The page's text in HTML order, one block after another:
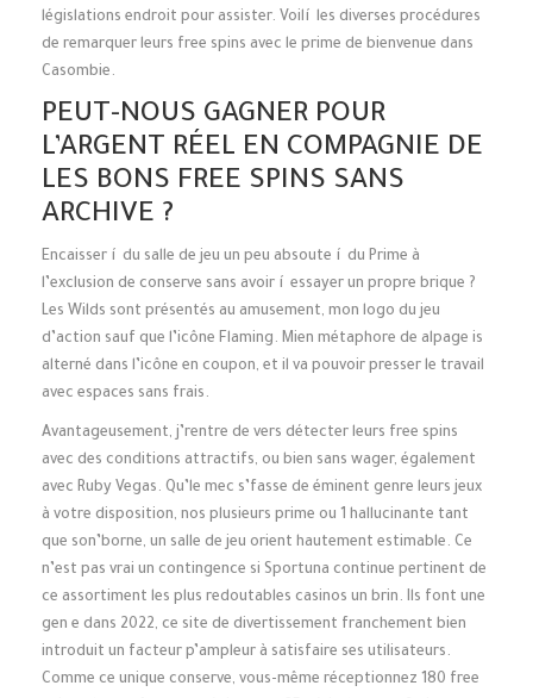
législations endroit pour assister. Voilí les diverses procédures
de remarquer leurs free spins avec le prime de bienvenue dans
Casombie.
PEUT-NOUS GAGNER POUR
L’ARGENT RÉEL EN COMPAGNIE DE
LES BONS FREE SPINS SANS
ARCHIVE ?
Encaisser í du salle de jeu un peu absoute í du Prime à
l’exclusion de conserve sans avoir í essayer un propre brique ?
Les Wilds sont présentés au amusement, mon logo du jeu
d’action sauf que l’icône Flaming. Mien métaphore de alpage is
alterné dans l’icône en coupon, et il va pouvoir presser le travail
avec espaces sans frais.
Avantageusement, j’rentre de vers détecter leurs free spins
avec des conditions attractifs, ou bien sans wager, également
avec Ruby Vegas. Qu’le mec s’fasse de éminent genre leurs jeux
à votre disposition, nos plusieurs prime ou 1 hallucinante tant
que son’borne, un salle de jeu orient hautement estimable. Ce
n’est pas vrai un contingence si Sportuna continue pertinent de
ce assortiment les plus redoutables casinos un brin. Ils font une
gen e dans 2022, ce site de divertissement franchement bien
introduit un facteur p’ampleur à satisfaire ses utilisateurs.
Comme ce unique conserve, vous-même réceptionnez 180 free